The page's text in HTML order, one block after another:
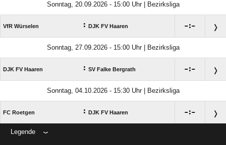
Sonntag, 20.09.2026 - 15:00 Uhr | Bezirksliga
VfR Würselen : DJK FV Haaren :
Sonntag, 27.09.2026 - 15:00 Uhr | Bezirksliga
DJK FV Haaren : SV Falke Bergrath :
Sonntag, 04.10.2026 - 15:30 Uhr | Bezirksliga
FC Roetgen : DJK FV Haaren :
Legende